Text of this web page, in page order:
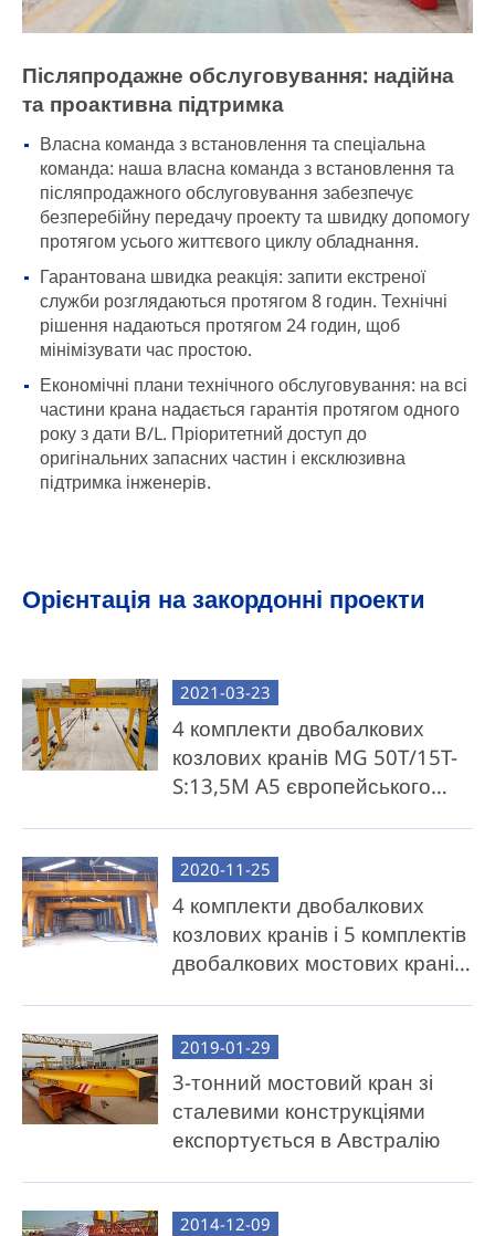
Післяпродажне обслуговування: надійна
та проактивна підтримка
Власна команда з встановлення та спеціальна
команда: наша власна команда з встановлення та
післяпродажного обслуговування забезпечує
безперебійну передачу проекту та швидку допомогу
протягом усього життєвого циклу обладнання.
Гарантована швидка реакція: запити екстреної
служби розглядаються протягом 8 годин. Технічні
рішення надаються протягом 24 годин, щоб
мінімізувати час простою.
Економічні плани технічного обслуговування: на всі
частини крана надається гарантія протягом одного
року з дати B/L. Пріоритетний доступ до
оригінальних запасних частин і ексклюзивна
підтримка інженерів.
Орієнтація на закордонні проекти
2021-03-23
4 комплекти двобалкових
козлових кранів MG 50T/15T-
S:13,5M A5 європейського
2020-11-25
4 комплекти двобалкових
козлових кранів і 5 комплектів
двобалкових мостових кранів
2019-01-29
3-тонний мостовий кран зі
сталевими конструкціями
експортується в Австралію
2014-12-09